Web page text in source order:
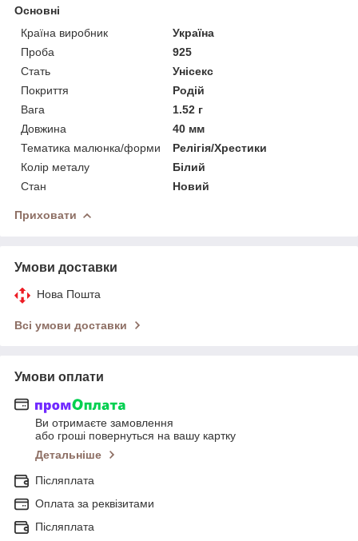
Основні
Країна виробник
Україна
Проба
925
Стать
Унісекс
Покриття
Родій
Вага
1.52 г
Довжина
40 мм
Тематика малюнка/форми
Релігія/Хрестики
Колір металу
Білий
Стан
Новий
Приховати
Умови доставки
Нова Пошта
Всі умови доставки
Умови оплати
Ви отримаєте замовлення
або гроші повернуться на вашу картку
Детальніше
Післяплата
Оплата за реквізитами
Післяплата